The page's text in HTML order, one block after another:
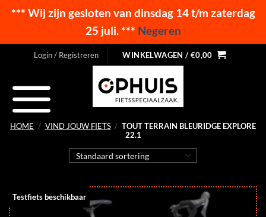
*** Wij zijn gesloten van dinsdag 14 t/m zaterdag
25 juli. *** Negeren
Login / Registreren WINKELWAGEN / €0,00
HOME / VIND JOUW FIETS / TOUT TERRAIN BLEURIDGE EXPLORE
22.1
Testfiets beschikbaar